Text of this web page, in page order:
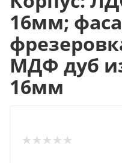
16мм;
МДФ дуб
16мм